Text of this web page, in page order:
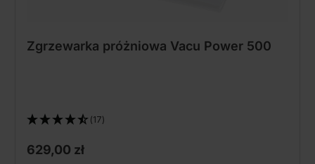
Zgrzewarka próżniowa Vacu Power 500
(17)
629,00 zł